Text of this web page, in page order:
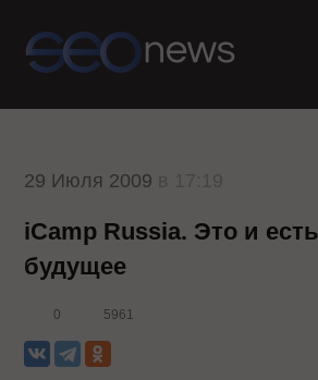
29 Июля 2009
iCamp Russia. Это и есть
будущее
0 5961